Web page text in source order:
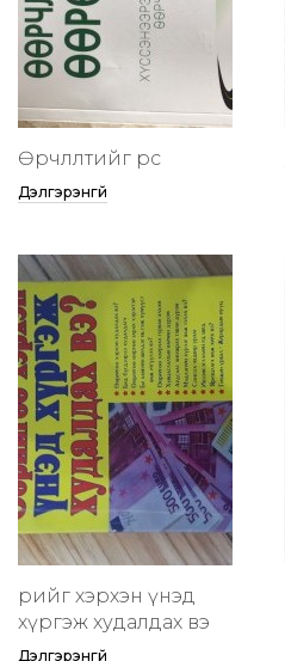
Өөрчлөлтийг өөрөөсөө
Дэлгэрэнгүй
өөрийгөө хэрхэн үнэд
хүргэж худалдах вэ
Дэлгэрэнгүй